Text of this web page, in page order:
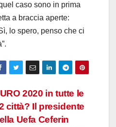
caso sono in prima
a braccia aperte:
lo spero, penso che ci
2020 in tutte le
città? Il presidente
Uefa Ceferin